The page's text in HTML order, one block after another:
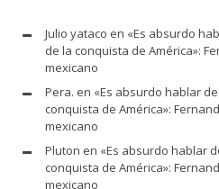
Julio yataco en «Es absurdo
de la conquista de América»:
mexicano
Pera. en «Es absurdo hablar
conquista de América»:
mexicano
Pluton en «Es absurdo hablar
conquista de América»:
mexicano